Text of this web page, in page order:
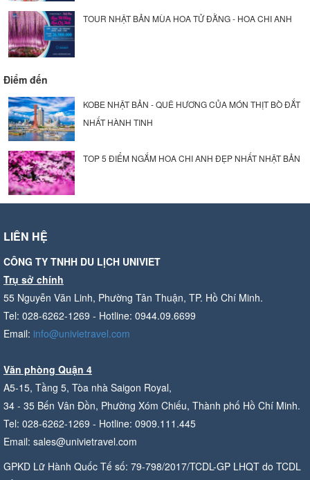
TOUR NHẬT BẢN MÙA HOA TỬ ĐẰNG - HOA CHI ANH
Điểm đến
KOBE NHẬT BẢN - QUÊ HƯƠNG CỦA MÓN THỊT BÒ ĐẮT
NHẤT HÀNH TINH
TOP 5 ĐIỂM NGẮM HOA CHI ANH ĐẸP NHẤT NHẬT BẢN
LIÊN HỆ
CÔNG TY TNHH DU LỊCH UNIVIET
Trụ sở chính
55 Nguyễn Văn Linh, Phường Tân Thuận, TP. Hồ Chí Minh.
Tel: 028-6262-1269 - Hotline: 0944.09.6699
Email: info@univietravel.com
Văn phòng Quận 4
A5-15, Tầng 5, Tòa nhà Saigon Royal,
34 - 35 Bến Vân Đồn, Phường Xóm Chiếu, Thành phố Hồ Chí Minh.
Tel: 028-6262-1269 - Hotline: 0909.111.445
Email: sales@univietravel.com
GPKD Lữ Hành Quốc Tế số: 79-798/2017/TCDL-GP LHQT do TCDL